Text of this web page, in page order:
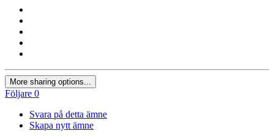
More sharing options...
Följare 0
Svara på detta ämne
Skapa nytt ämne